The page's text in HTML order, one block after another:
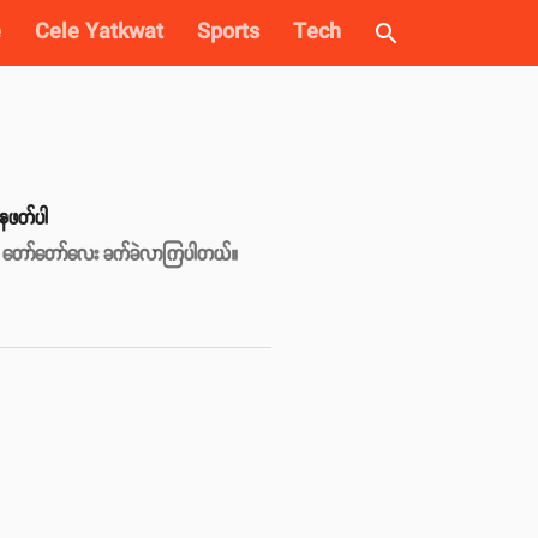
Cele Yatkwat Sports Tech
ဖတ်ပါ
တော်တော်လေး ခက်ခဲလာကြပါတယ်။